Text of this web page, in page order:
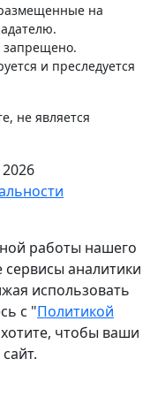
на
запрещено.
и преследуется
не является
работы нашего
сервисы аналитики
использовать
с "Политикой
чтобы ваши